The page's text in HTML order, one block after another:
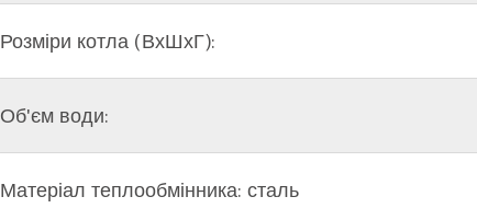
Розміри котла (ВхШхГ):
Об'єм води:
Матеріал теплообмінника: сталь